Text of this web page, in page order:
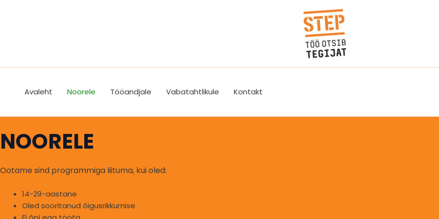
Avaleht Noorele Tööandjale Vabatahtlikule Kontakt
NOORELE
Ootame sind programmiga liituma, kui oled:
14-29-aastane
Oled sooritanud õigusrikkumise